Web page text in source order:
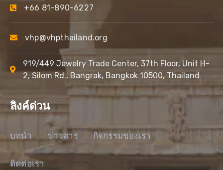
+66 81-890-6227
vhp@vhpthailand.org
919/449 Jewelry Trade Center, 37th Floor, Unit H-
2, Silom Rd., Bangrak, Bangkok 10500, Thailand
ลิงค์ด่วน
บทนำ ข่าวสาร กิจกรรมของเรา
ติดต่อเรา